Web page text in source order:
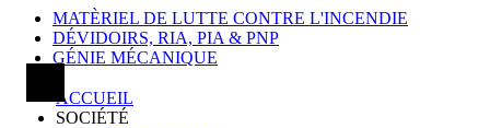
MATÈRIEL DE LUTTE CONTRE L'INCENDIE
DÉVIDOIRS, RIA, PIA & PNP
GÉNIE MÉCANIQUE
ACCUEIL
SOCIÉTÉ